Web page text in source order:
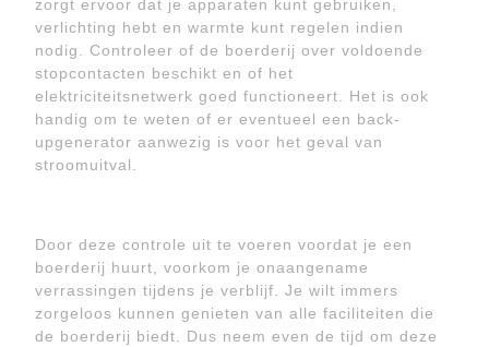
zorgt ervoor dat je apparaten kunt gebruiken,
verlichting hebt en warmte kunt regelen indien
nodig. Controleer of de boerderij over voldoende
stopcontacten beschikt en of het
elektriciteitsnetwerk goed functioneert. Het is ook
handig om te weten of er eventueel een back-
upgenerator aanwezig is voor het geval van
stroomuitval.
Door deze controle uit te voeren voordat je een
boerderij huurt, voorkom je onaangename
verrassingen tijdens je verblijf. Je wilt immers
zorgeloos kunnen genieten van alle faciliteiten die
de boerderij biedt. Dus neem even de tijd om deze